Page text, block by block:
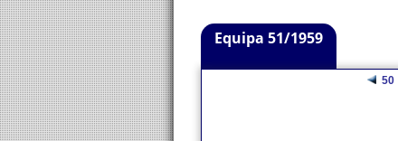
Equipa 51/1959
50